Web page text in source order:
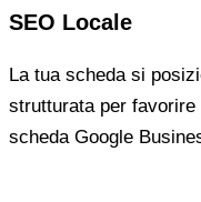
SEO Locale
La tua scheda si
strutturata per
scheda Google